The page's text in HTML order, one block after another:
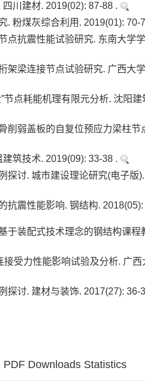
川建材. 2019(02): 87-88 .
. 粉煤灰综合利用. 2019(01): 70-
点抗震性能试验研究. 东南大学
架梁连接节点试验研究. 广西大
节点耗能机理有限元分析. 沈阳建
削弱盖板的自复位预应力梁柱节
筑技术. 2019(09): 33-38 .
探讨. 城市建设理论研究(电子版
抗震性能影响. 钢结构. 2018(05):
于装配式技术理念的钢结构课程
受力性能影响试验及分析. 广西
探讨. 建材与装饰. 2017(27): 36-
Downloads Statistics